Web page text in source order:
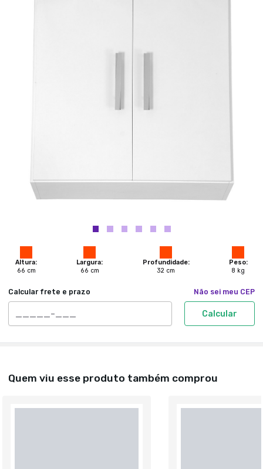
Altura:
66 cm
Largura:
66 cm
Profundidade:
32 cm
Peso:
8 kg
Calcular frete e prazo Não sei meu CEP
Calcular
Quem viu esse produto também comprou